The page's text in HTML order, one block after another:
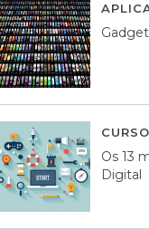
Os 13
Digital